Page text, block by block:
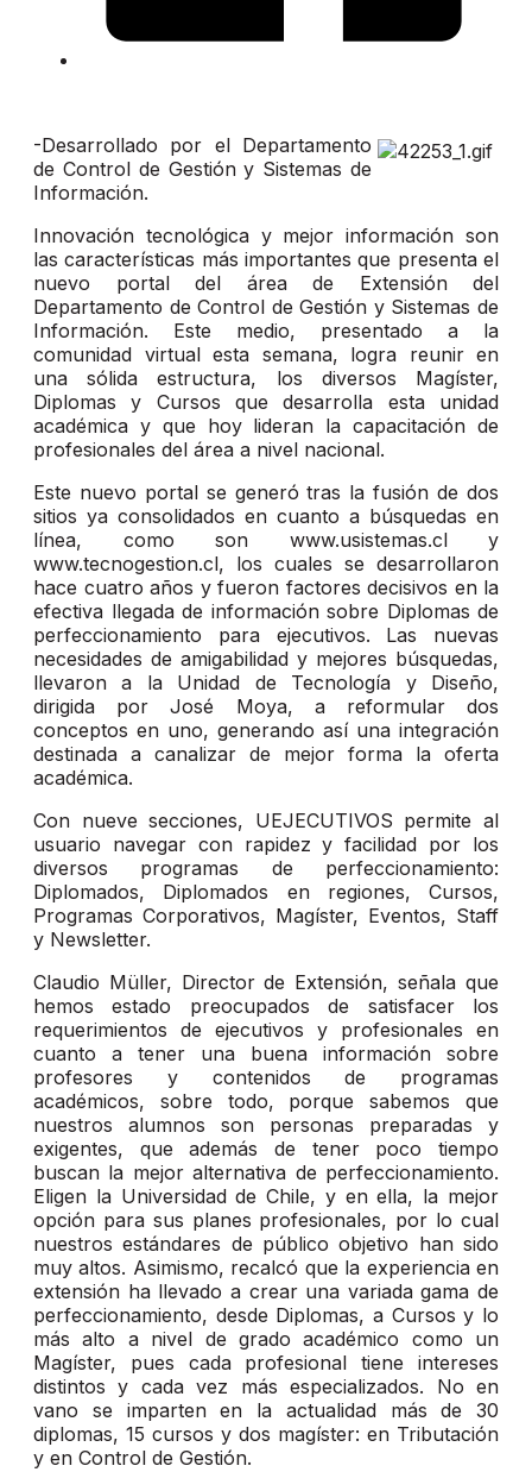
-Desarrollado por el Departamento
de Control de Gestión y Sistemas de
Información.
Innovación tecnológica y mejor información son
las características más importantes que presenta el
nuevo portal del área de Extensión del
Departamento de Control de Gestión y Sistemas de
Información. Este medio, presentado a la
comunidad virtual esta semana, logra reunir en
una sólida estructura, los diversos Magíster,
Diplomas y Cursos que desarrolla esta unidad
académica y que hoy lideran la capacitación de
profesionales del área a nivel nacional.
Este nuevo portal se generó tras la fusión de dos
sitios ya consolidados en cuanto a búsquedas en
línea, como son www.usistemas.cl y
www.tecnogestion.cl, los cuales se desarrollaron
hace cuatro años y fueron factores decisivos en la
efectiva llegada de información sobre Diplomas de
perfeccionamiento para ejecutivos. Las nuevas
necesidades de amigabilidad y mejores búsquedas,
llevaron a la Unidad de Tecnología y Diseño,
dirigida por José Moya, a reformular dos
conceptos en uno, generando así una integración
destinada a canalizar de mejor forma la oferta
académica.
Con nueve secciones, UEJECUTIVOS permite al
usuario navegar con rapidez y facilidad por los
diversos programas de perfeccionamiento:
Diplomados, Diplomados en regiones, Cursos,
Programas Corporativos, Magíster, Eventos, Staff
y Newsletter.
Claudio Müller, Director de Extensión, señala que
hemos estado preocupados de satisfacer los
requerimientos de ejecutivos y profesionales en
cuanto a tener una buena información sobre
profesores y contenidos de programas
académicos, sobre todo, porque sabemos que
nuestros alumnos son personas preparadas y
exigentes, que además de tener poco tiempo
buscan la mejor alternativa de perfeccionamiento.
Eligen la Universidad de Chile, y en ella, la mejor
opción para sus planes profesionales, por lo cual
nuestros estándares de público objetivo han sido
muy altos. Asimismo, recalcó que la experiencia en
extensión ha llevado a crear una variada gama de
perfeccionamiento, desde Diplomas, a Cursos y lo
más alto a nivel de grado académico como un
Magíster, pues cada profesional tiene intereses
distintos y cada vez más especializados. No en
vano se imparten en la actualidad más de 30
diplomas, 15 cursos y dos magíster: en Tributación
y en Control de Gestión.